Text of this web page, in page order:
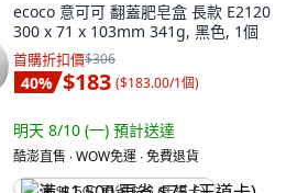
ecoco 意可可 翻蓋肥皂盒 長款 E2120
300 x 71 x 103mm 341g, 黑色, 1個
首購折扣價$306
40% $183 ($183.00/1個)
明天 8/10 (一) 預計送達
酷澎直售 ∙ WOW免運 ∙ 免費退貨